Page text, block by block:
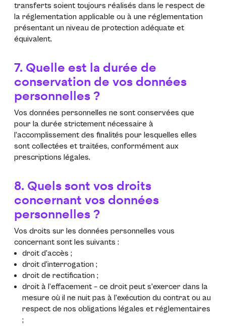
transferts soient toujours réalisés dans le respect de
la réglementation applicable ou à une réglementation
présentant un niveau de protection adéquate et
équivalent.
7. Quelle est la durée de
conservation de vos données
personnelles ?
Vos données personnelles ne sont conservées que
pour la durée strictement nécessaire à
l’accomplissement des finalités pour lesquelles elles
sont collectées et traitées, conformément aux
prescriptions légales.
8. Quels sont vos droits
concernant vos données
personnelles ?
Vos droits sur les données personnelles vous
concernant sont les suivants :
droit d’accès ;
droit d’interrogation ;
droit de rectification ;
droit à l’effacement – ce droit peut s’exercer dans la
mesure où il ne nuit pas à l’exécution du contrat ou au
respect de nos obligations légales et réglementaires
;